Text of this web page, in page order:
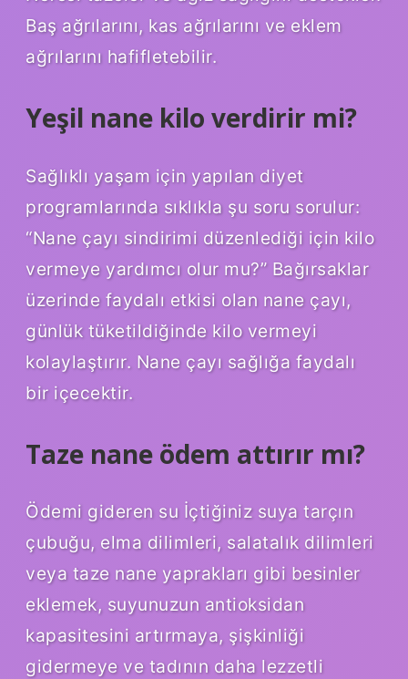
Baş ağrılarını, kas ağrılarını ve eklem
ağrılarını hafifletebilir.
Yeşil nane kilo verdirir mi?
Sağlıklı yaşam için yapılan diyet
programlarında sıklıkla şu soru sorulur:
“Nane çayı sindirimi düzenlediği için kilo
vermeye yardımcı olur mu?” Bağırsaklar
üzerinde faydalı etkisi olan nane çayı,
günlük tüketildiğinde kilo vermeyi
kolaylaştırır. Nane çayı sağlığa faydalı
bir içecektir.
Taze nane ödem attırır mı?
Ödemi gideren su İçtiğiniz suya tarçın
çubuğu, elma dilimleri, salatalık dilimleri
veya taze nane yaprakları gibi besinler
eklemek, suyunuzun antioksidan
kapasitesini artırmaya, şişkinliği
gidermeye ve tadının daha lezzetli